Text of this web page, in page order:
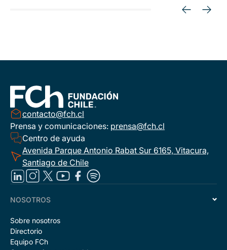
contacto@fch.cl
Prensa y comunicaciones: prensa@fch.cl
Centro de ayuda
Avenida Parque Antonio Rabat Sur 6165, Vitacura,
Santiago de Chile
NOSOTROS
Sobre nosotros
Directorio
Equipo FCh